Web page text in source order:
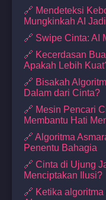
🔗 Mendeteksi
Mungkinkah AI
🔗 Swipe Cinta: AI
🔗 Kecerdasan
Apakah Lebih
🔗 Bisakah
Dalam dari Cinta?
🔗 Mesin Pencari
Membantu Hati
🔗 Algoritma
Penentu Bahagia
🔗 Cinta di Ujung
Menciptakan Ilusi?
🔗 Ketika